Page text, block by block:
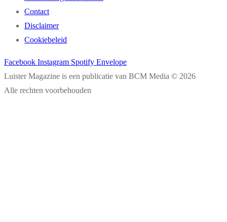
Contact
Disclaimer
Cookiebeleid
Facebook Instagram Spotify Envelope
Luister Magazine is een publicatie van BCM Media © 2026
Alle rechten voorbehouden